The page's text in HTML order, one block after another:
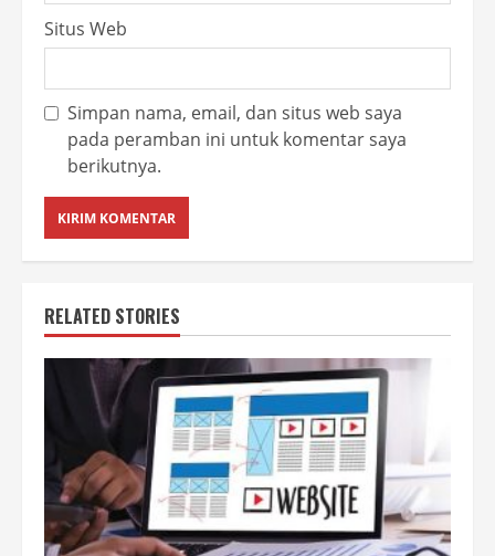
Situs Web
Simpan nama, email, dan situs web saya
pada peramban ini untuk komentar saya
berikutnya.
RELATED STORIES